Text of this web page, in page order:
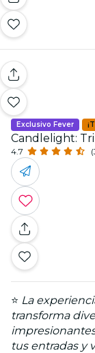
Exclusivo Fever
Candlelight:
4.7
⭐ La
transforma
tus entradas y